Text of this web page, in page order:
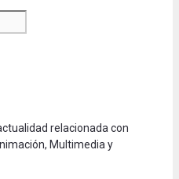
relacionada con
Multimedia y